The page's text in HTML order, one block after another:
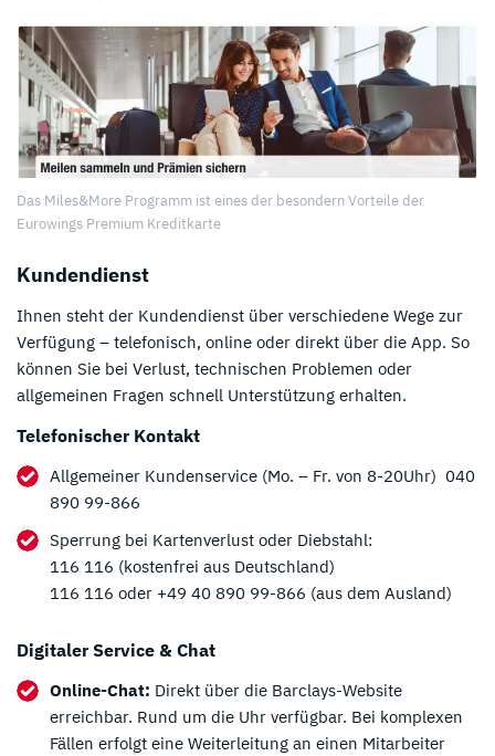
Das Miles&More Programm ist eines der besondern Vorteile der
Eurowings Premium Kreditkarte
Kundendienst
Ihnen steht der Kundendienst über verschiedene Wege zur
Verfügung – telefonisch, online oder direkt über die App. So
können Sie bei Verlust, technischen Problemen oder
allgemeinen Fragen schnell Unterstützung erhalten.
Telefonischer Kontakt
Allgemeiner Kundenservice (Mo. – Fr. von 8-20Uhr) 040
890 99-866
Sperrung bei Kartenverlust oder Diebstahl:
116 116 (kostenfrei aus Deutschland)
116 116 oder +49 40 890 99-866 (aus dem Ausland)
Digitaler Service & Chat
Online-Chat: Direkt über die Barclays-Website
erreichbar. Rund um die Uhr verfügbar. Bei komplexen
Fällen erfolgt eine Weiterleitung an einen Mitarbeiter